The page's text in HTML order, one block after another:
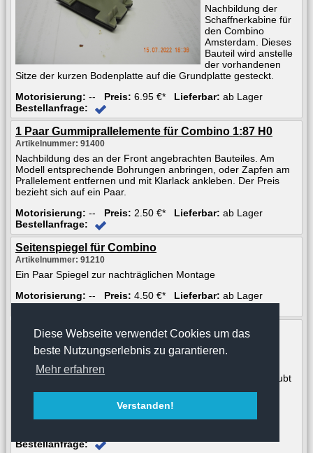
Diese Webseite verwendet Cookies um das
beste Nutzungserlebnis zu garantieren.
Mehr erfahren
Verstanden!
Nachbildung der
Schaffnerkabine für
den Combino
Amsterdam. Dieses
Bauteil wird anstelle
der vorhandenen
Sitze der kurzen Bodenplatte auf die Grundplatte gesteckt.
Motorisierung: -- Preis: 6.95 €* Lieferbar: ab Lager
Bestellanfrage:
1 Paar Gummiprallelemente für Combino 1:87 H0
Artikelnummer: 91400
Nachbildung des an der Front angebrachten Bauteiles. Am
Modell entsprechende Bohrungen anbringen, oder Zapfen am
Prallelement entfernen und mit Klarlack ankleben. Der Preis
bezieht sich auf ein Paar.
Motorisierung: -- Preis: 2.50 €* Lieferbar: ab Lager
Bestellanfrage:
Seitenspiegel für Combino
Artikelnummer: 91210
Ein Paar Spiegel zur nachträglichen Montage
Motorisierung: -- Preis: 4.50 €* Lieferbar: ab Lager
Bestellanfrage:
Kupplung für Combino 1:87 H0
Ein Paar Kupplungen zur nachträglichen Montage
Diese Kupplungen werden unter den Wagenboden geschraubt
leichtgängig und trotzdem reicht die Zuglast für mehrere
Bestellanfrage: